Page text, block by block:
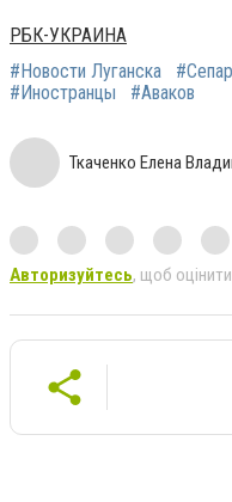
РБК-УКРАИНА
#Новости Луганска
#Иностранцы
#Аваков
Ткаченко Елена
Авторизуйтесь, щоб оцінити